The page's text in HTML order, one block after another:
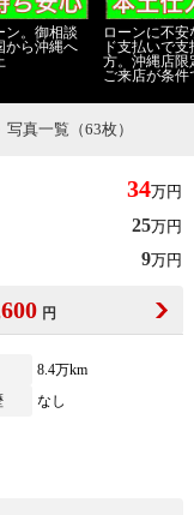
ン。御相談
ら沖縄へ
ローンに不
ド支払いで
方。沖縄店限
ご来店が条件
写真一覧（63枚）
34万円
25万円
9万円
円
8.4万km
なし